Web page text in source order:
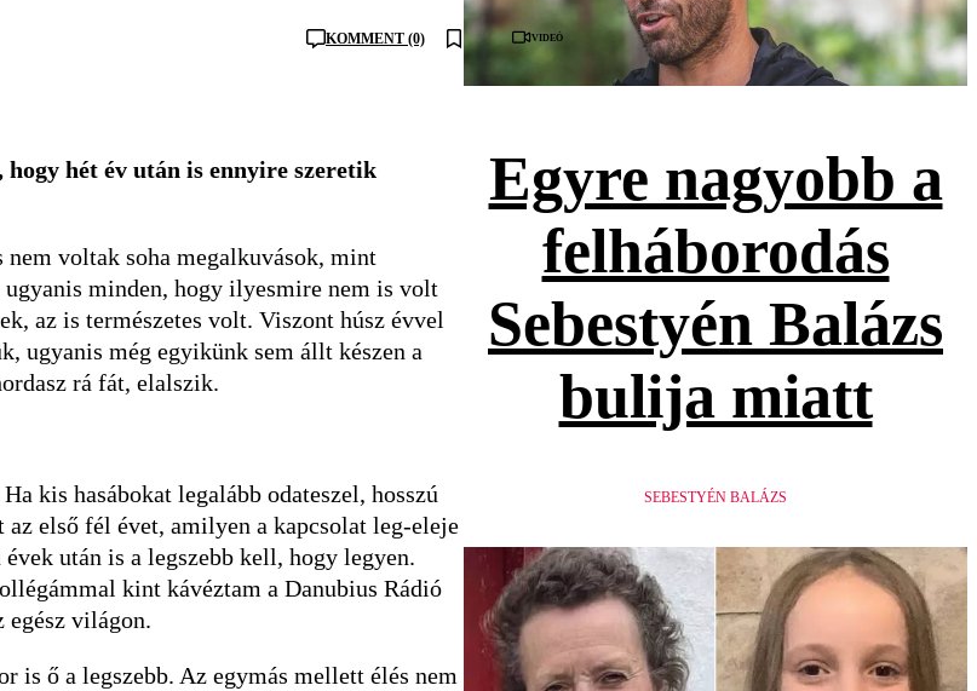
KOMMENT (0)
hét év után is ennyire szeretik
voltak soha megalkuvások, mint
minden, hogy ilyesmire nem is volt
az is természetes volt. Viszont húsz évvel
ugyanis még egyikünk sem állt készen a
rá fát, elalszik.
kis hasábokat legalább odateszel, hosszú
első fél évet, amilyen a kapcsolat leg-eleje
után is a legszebb kell, hogy legyen.
kint kávéztam a Danubius Rádió
egész világon.
is ő a legszebb. Az egymás mellett élés nem
Videó
Egyre nagyobb a
felháborodás
Sebestyén Balázs
bulija miatt
SEBESTYÉN BALÁZS